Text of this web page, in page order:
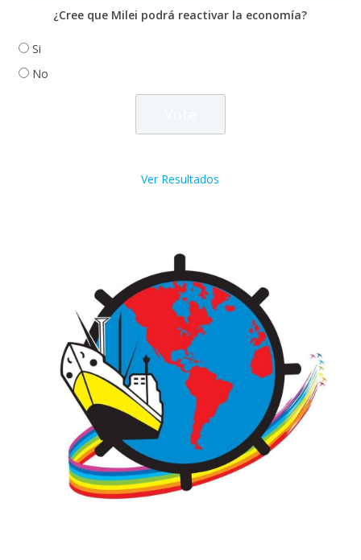
¿Cree que Milei podrá reactivar la economía?
Si
No
Ver Resultados